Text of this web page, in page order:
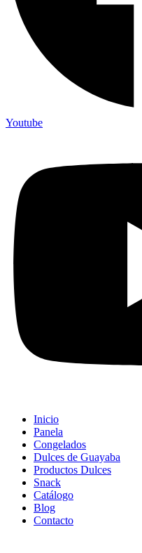
Youtube
Inicio
Panela
Congelados
Dulces de Guayaba
Productos Dulces
Snack
Catálogo
Blog
Contacto